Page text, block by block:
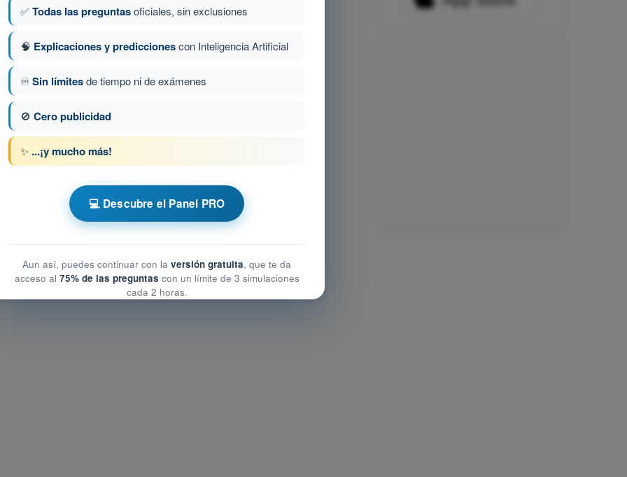
dron.
101 de 120
Drones A1-A3
✅Todas las preguntasoficiales, sin exclusiones
🧠 Explicaciones y prediccionescon Inteligencia Artificial
♾️Sin límitesde tiempo ni de exámenes
🚫 Cero publicidad
✨ ...¡y mucho más!
💻 Descubre el Panel PRO
Aun así, puedes continuar con la versión gratuita, que te da
acceso al 75% de las preguntas con un límite de 3 simulaciones
cada 2 horas.